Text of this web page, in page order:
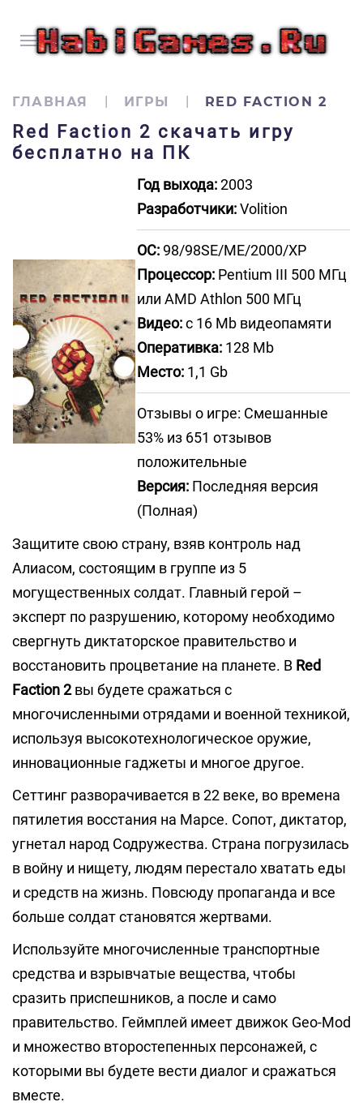
ГЛАВНАЯ ИГРЫ RED FACTION 2
Red Faction 2 скачать игру
бесплатно на ПК
Год выхода:2003
Разработчики:Volition
ОС:98/98SE/ME/2000/XP
Процессор: Pentium III 500 МГц
или AMD Athlon 500 МГц
Видео:с 16 Mb видеопамяти
Оперативка: 128 Mb
Место: 1,1 Gb
Отзывы о игре: Смешанные
53% из 651 отзывов
положительные
Версия: Последняя версия
(Полная)
Защитите свою страну, взяв контроль над
Алиасом, состоящим в группе из 5
могущественных солдат. Главный герой –
эксперт по разрушению, которому необходимо
свергнуть диктаторское правительство и
восстановить процветание на планете. В Red
Faction 2вы будете сражаться с
многочисленными отрядами и военной техникой,
используя высокотехнологическое оружие,
инновационные гаджеты и многое другое.
Сеттинг разворачивается в 22 веке, во времена
пятилетия восстания на Марсе. Сопот, диктатор,
угнетал народ Содружества. Страна погрузилась
в войну и нищету, людям перестало хватать еды
и средств на жизнь. Повсюду пропаганда и все
больше солдат становятся жертвами.
Используйте многочисленные транспортные
средства и взрывчатые вещества, чтобы
сразить приспешников, а после и само
правительство. Геймплей имеет движок Geo-Mod
и множество второстепенных персонажей, с
которыми вы будете вести диалог и сражаться
вместе.